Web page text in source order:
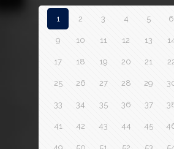
1 2 3 4 5 6
9 10 11 12 13
17 18 19 20 21
25 26 27 28 29
33 34 35 36 37
41 42 43 44 45